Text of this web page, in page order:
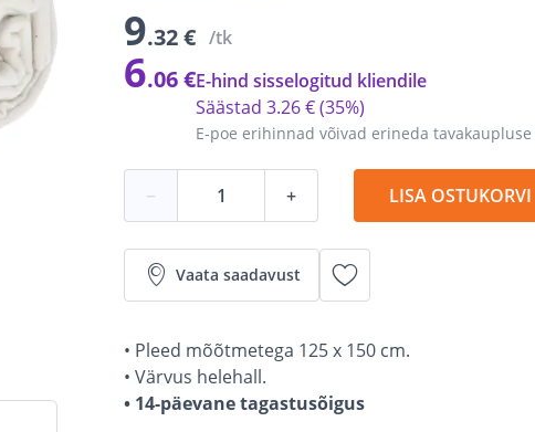
9.32 € /tk
6.06 €
E-poe erihinnad võivad erineda
Säästad 3.26 €(35%)
E-hind sisselogitud kliendile
− + LISA OSTUKORVI
Vaata saadavust
• Pleed mõõtmetega 125 x 150 cm.
• Värvus helehall.
• 14-päevane tagastusõigus